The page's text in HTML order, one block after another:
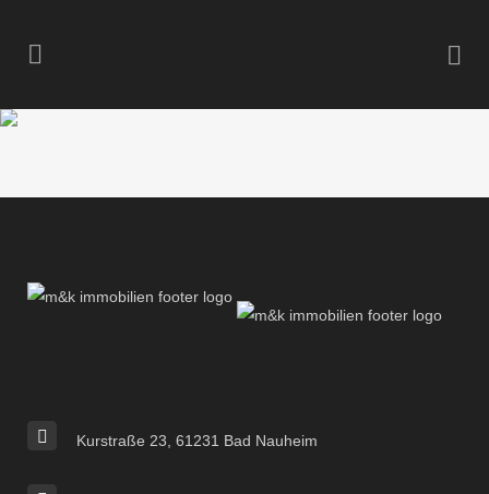
Kurstraße 23, 61231 Bad Nauheim